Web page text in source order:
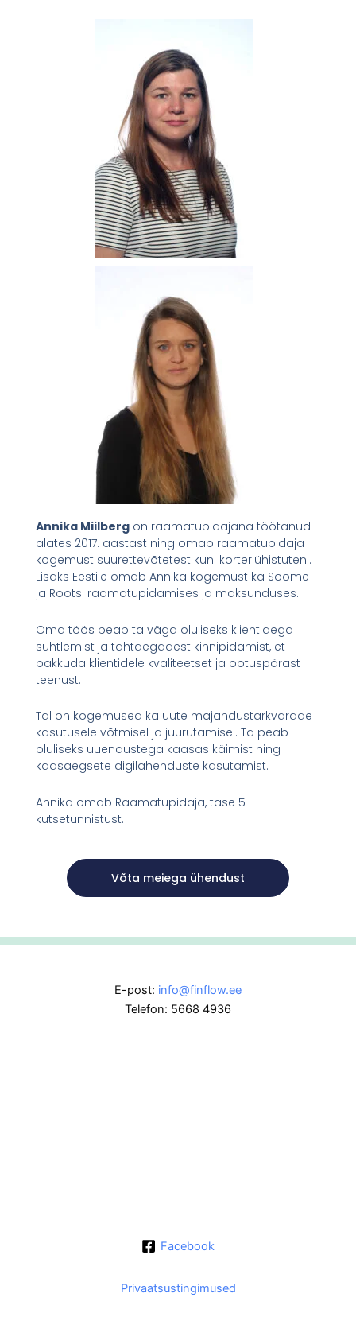
Annika Miilbergon raamatupidajana töötanud
alates 2017. aastast ning omab raamatupidaja
kogemust suurettevõtetest kuni korteriühistuteni.
Lisaks Eestile omab Annika kogemust ka Soome
ja Rootsi raamatupidamises ja maksunduses.
Oma töös peab ta väga oluliseks klientidega
suhtlemist ja tähtaegadest kinnipidamist, et
pakkuda klientidele kvaliteetset ja ootuspärast
teenust.
Tal on kogemused ka uute majandustarkvarade
kasutusele võtmisel ja juurutamisel. Ta peab
oluliseks uuendustega kaasas käimist ning
kaasaegsete digilahenduste kasutamist.
Annika omab Raamatupidaja, tase 5
kutsetunnistust.
Võta meiega ühendust
E-post: info@finflow.ee
Telefon: 5668 4936
Facebook
Privaatsustingimused